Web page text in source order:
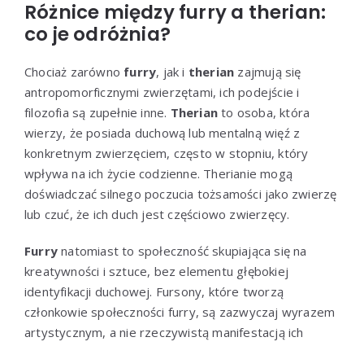
Różnice między furry a therian:
co je odróżnia?
Chociaż zarówno furry, jak i therian zajmują się
antropomorficznymi zwierzętami, ich podejście i
filozofia są zupełnie inne. Therian to osoba, która
wierzy, że posiada duchową lub mentalną więź z
konkretnym zwierzęciem, często w stopniu, który
wpływa na ich życie codzienne. Therianie mogą
doświadczać silnego poczucia tożsamości jako zwierzę
lub czuć, że ich duch jest częściowo zwierzęcy.
Furry natomiast to społeczność skupiająca się na
kreatywności i sztuce, bez elementu głębokiej
identyfikacji duchowej. Fursony, które tworzą
członkowie społeczności furry, są zazwyczaj wyrazem
artystycznym, a nie rzeczywistą manifestacją ich